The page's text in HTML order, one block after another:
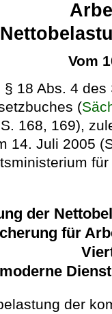
Vom
§ 18 Abs. 4
(
168, 169),
14. Juli 2005
der
für
der